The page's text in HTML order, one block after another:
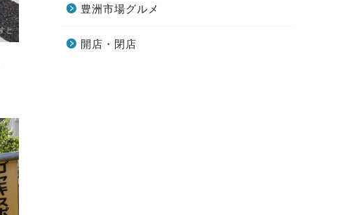
豊洲市場グルメ
開店・閉店